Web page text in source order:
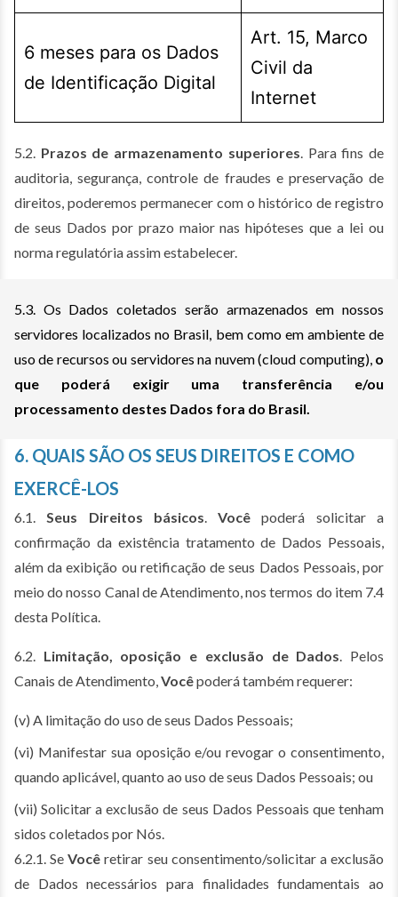
6 meses para os Dados
de Identificação Digital
Art. 15, Marco
Civil da
Internet
5.2. Prazos de armazenamento superiores . Para fins de
auditoria, segurança, controle de fraudes e preservação de
direitos, poderemos permanecer com o histórico de registro
de seus Dados por prazo maior nas hipóteses que a lei ou
norma regulatória assim estabelecer.
5.3. Os Dados coletados serão armazenados em nossos
servidores localizados no Brasil, bem como em ambiente de
uso de recursos ou servidores na nuvem (cloud computing), o
que poderá exigir uma transferência e/ou
processamento destes Dados fora do Brasil.
6. QUAIS SÃO OS SEUS DIREITOS E COMO
EXERCÊ-LOS
6.1. Seus Direitos básicos .Você poderá solicitar a
confirmação da existência tratamento de Dados Pessoais,
além da exibição ou retificação de seus Dados Pessoais, por
meio do nosso Canal de Atendimento, nos termos do item 7.4
desta Política.
6.2. Limitação, oposição e exclusão de Dados . Pelos
Canais de Atendimento, Vocêpoderá também requerer:
(v) A limitação do uso de seus Dados Pessoais;
(vi) Manifestar sua oposição e/ou revogar o consentimento,
quando aplicável, quanto ao uso de seus Dados Pessoais; ou
(vii) Solicitar a exclusão de seus Dados Pessoais que tenham
sidos coletados por Nós.
6.2.1. SeVocê retirar seu consentimento/solicitar a exclusão
de Dados necessários para finalidades fundamentais ao